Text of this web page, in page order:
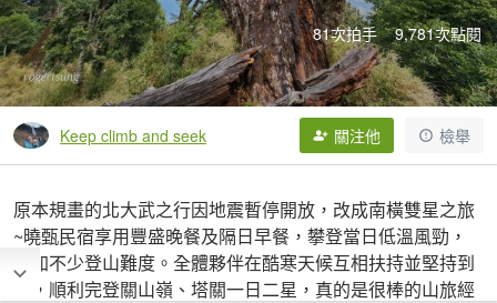
81次拍手 9,781次點閱
Keep climb and seek 關注他 檢舉
原本規畫的北大武之行因地震暫停開放，改成南橫雙星之旅
~曉甄民宿享用豐盛晚餐及隔日早餐，攀登當日低溫風勁，
增加不少登山難度。全體夥伴在酷寒天候互相扶持並堅持到
底，順利完登關山嶺、塔關一日二星，真的是很棒的山旅經